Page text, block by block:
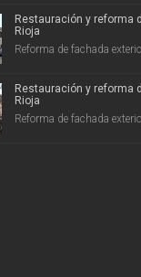
Restauración y reforma
Rioja
Reforma de fachada
Restauración y reforma
Rioja
Reforma de fachada